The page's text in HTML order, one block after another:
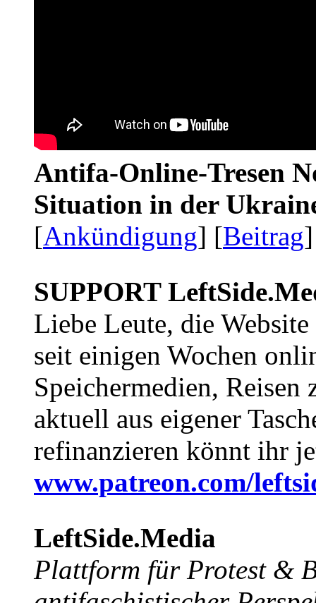
Antifa-Online-Tresen
Situation in der
[Ankündigung] [Beitrag
SUPPORT
Liebe Leute, die Website
seit einigen Wochen
Speichermedien, Reisen
aktuell aus eigener
refinanzieren könnt ihr
www.patreon.com/
LeftSide.Media
Plattform für Protest &